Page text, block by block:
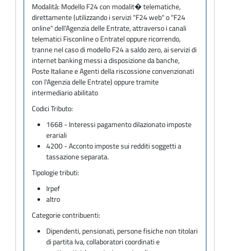
Modalità: Modello F24 con modalit� telematiche,
direttamente (utilizzando i servizi "F24 web" o "F24
online" dell'Agenzia delle Entrate, attraverso i canali
telematici Fisconline o Entratel oppure ricorrendo,
tranne nel caso di modello F24 a saldo zero, ai servizi di
internet banking messi a disposizione da banche,
Poste Italiane e Agenti della riscossione convenzionati
con l'Agenzia delle Entrate) oppure tramite
intermediario abilitato
Codici Tributo:
1668 - Interessi pagamento dilazionato imposte
erariali
4200 - Acconto imposte sui redditi soggetti a
tassazione separata.
Tipologie tributi:
Irpef
altro
Categorie contribuenti:
Dipendenti, pensionati, persone fisiche non titolari
di partita Iva, collaboratori coordinati e